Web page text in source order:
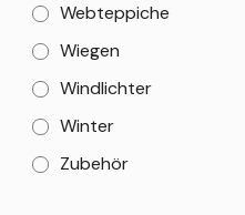
Webteppiche
Wiegen
Windlichter
Winter
Zubehör